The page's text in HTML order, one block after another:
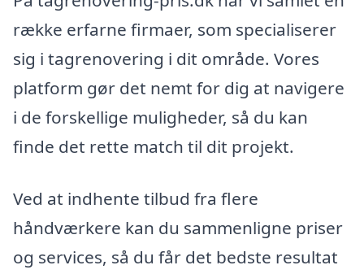
række erfarne firmaer, som specialiserer
sig i tagrenovering i dit område. Vores
platform gør det nemt for dig at navigere
i de forskellige muligheder, så du kan
finde det rette match til dit projekt.
Ved at indhente tilbud fra flere
håndværkere kan du sammenligne priser
og services, så du får det bedste resultat